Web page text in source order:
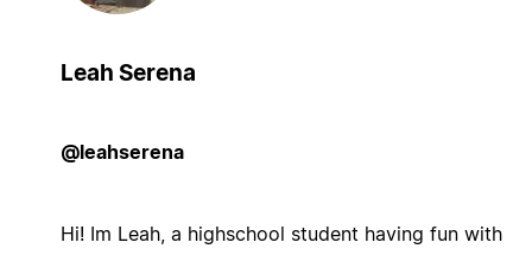
Leah Serena
@leahserena
Hi! Im Leah, a highschool student having fun with